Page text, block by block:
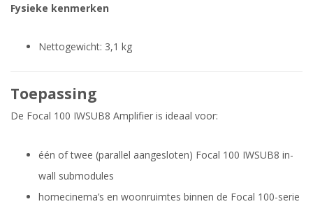
Fysieke kenmerken
Nettogewicht: 3,1 kg
Toepassing
De Focal 100 IWSUB8 Amplifier is ideaal voor:
één of twee (parallel aangesloten) Focal 100 IWSUB8 in-
wall submodules
homecinema’s en woonruimtes binnen de Focal 100-serie